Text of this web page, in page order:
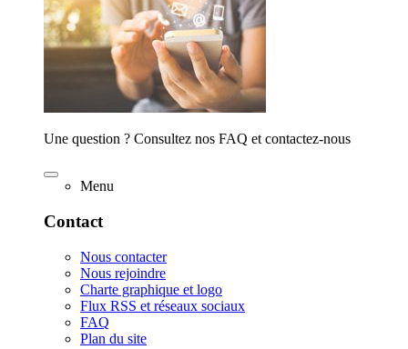
Une question ? Consultez nos FAQ et contactez-nous
Menu
Contact
Nous contacter
Nous rejoindre
Charte graphique et logo
Flux RSS et réseaux sociaux
FAQ
Plan du site